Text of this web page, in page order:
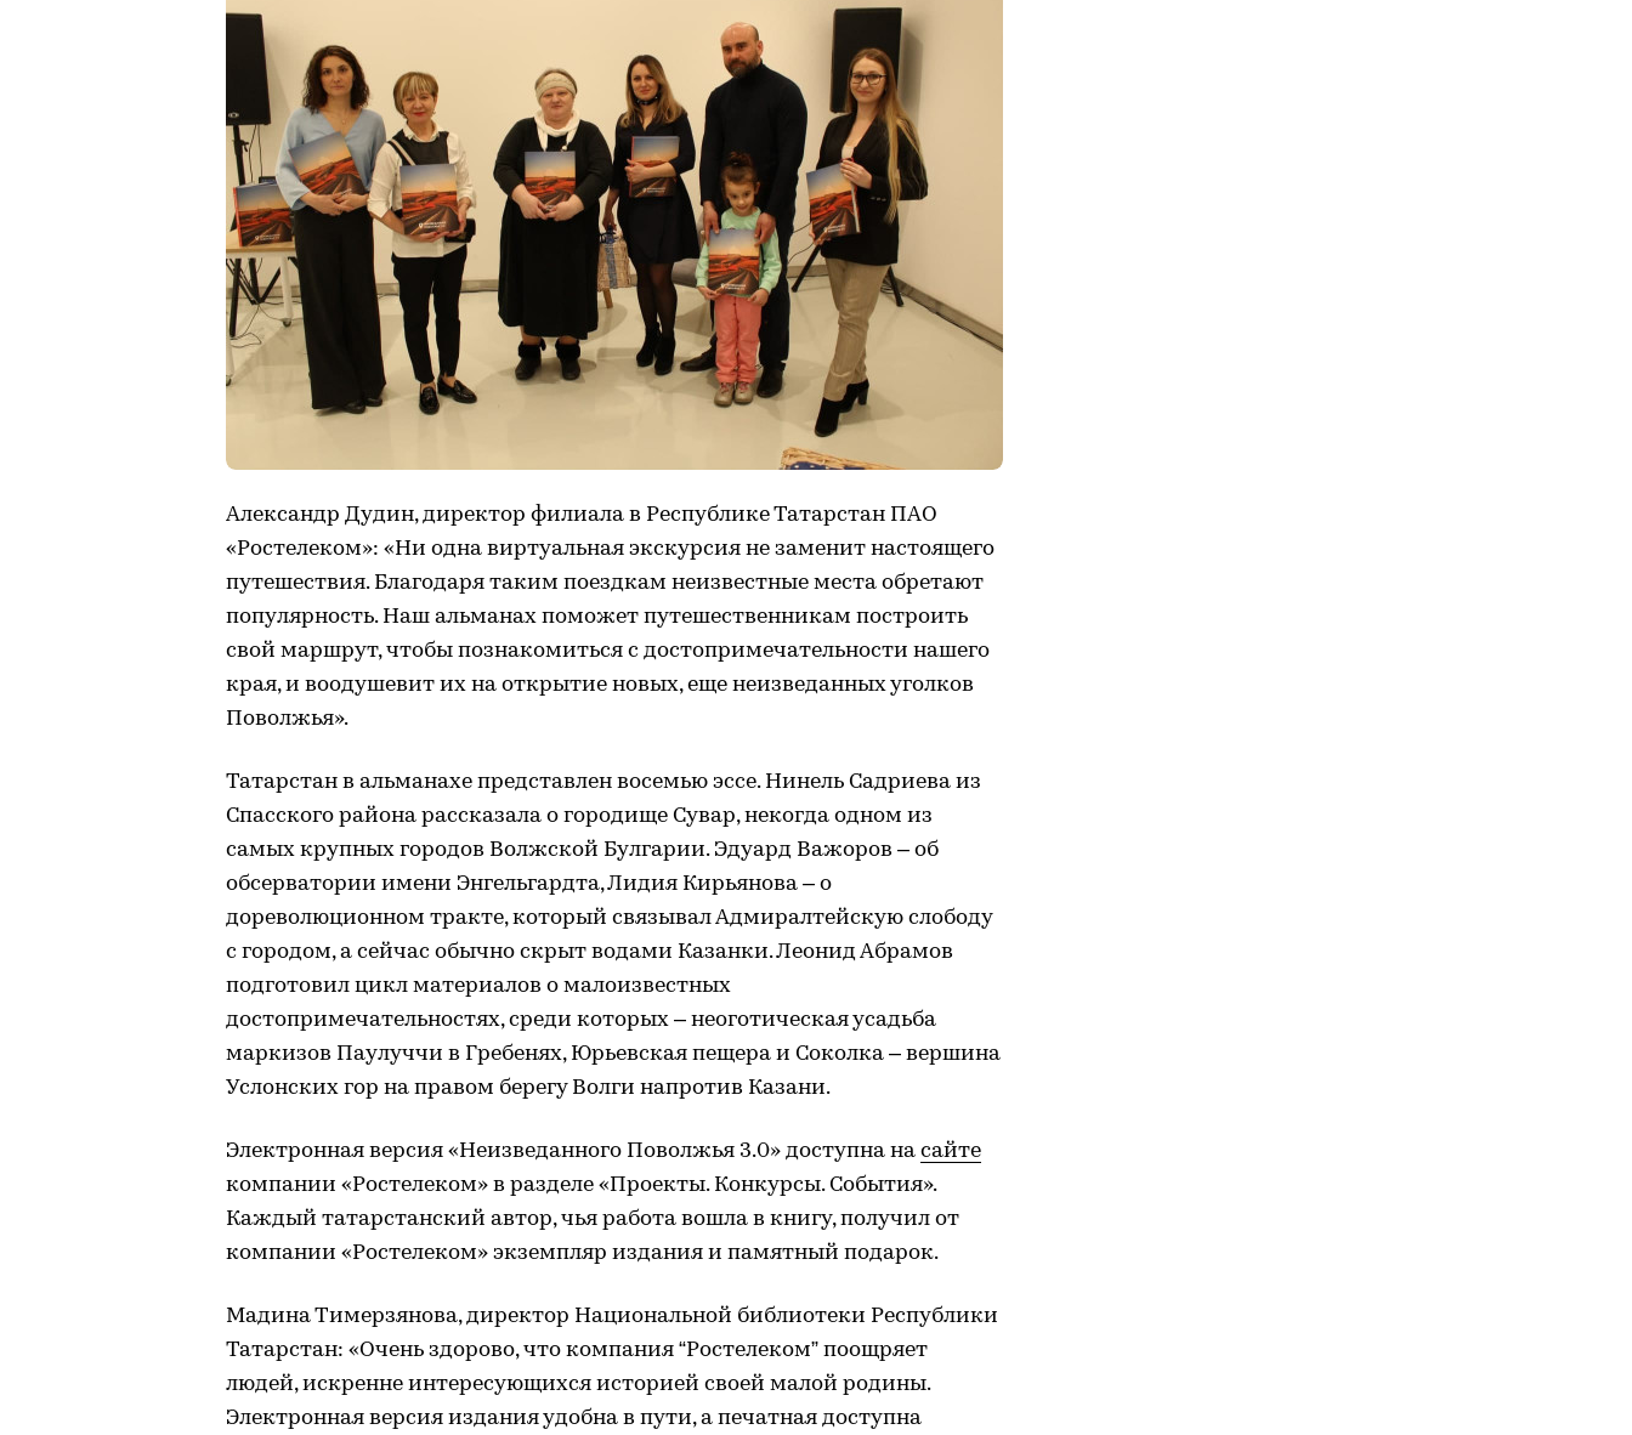
Александр Дудин, директор филиала в Республике Татарстан ПАО
«Ростелеком»: «Ни одна виртуальная экскурсия не заменит настоящего
путешествия. Благодаря таким поездкам неизвестные места обретают
популярность. Наш альманах поможет путешественникам построить
свой маршрут, чтобы познакомиться с достопримечательности нашего
края, и воодушевит их на открытие новых, еще неизведанных уголков
Поволжья».
Татарстан в альманахе представлен восемью эссе. Нинель Садриева из
Спасского района рассказала о городище Сувар, некогда одном из
самых крупных городов Волжской Булгарии. Эдуард Важоров – об
обсерватории имени Энгельгардта, Лидия Кирьянова – о
дореволюционном тракте, который связывал Адмиралтейскую слободу
с городом, а сейчас обычно скрыт водами Казанки. Леонид Абрамов
подготовил цикл материалов о малоизвестных
достопримечательностях, среди которых – неоготическая усадьба
маркизов Паулуччи в Гребенях, Юрьевская пещера и Соколка – вершина
Услонских гор на правом берегу Волги напротив Казани.
Электронная версия «Неизведанного Поволжья 3.0» доступна на сайте
компании «Ростелеком» в разделе «Проекты. Конкурсы. События».
Каждый татарстанский автор, чья работа вошла в книгу, получил от
компании «Ростелеком» экземпляр издания и памятный подарок.
Мадина Тимерзянова, директор Национальной библиотеки Республики
Татарстан: «Очень здорово, что компания “Ростелеком” поощряет
людей, искренне интересующихся историей своей малой родины.
Электронная версия издания удобна в пути, а печатная доступна